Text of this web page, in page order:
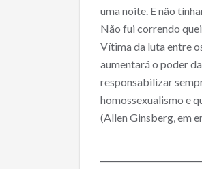
uma noite. E não
Não fui correndo
Vítima da luta entre
aumentará o poder
responsabilizar
homossexualismo e
(Allen Ginsberg, em